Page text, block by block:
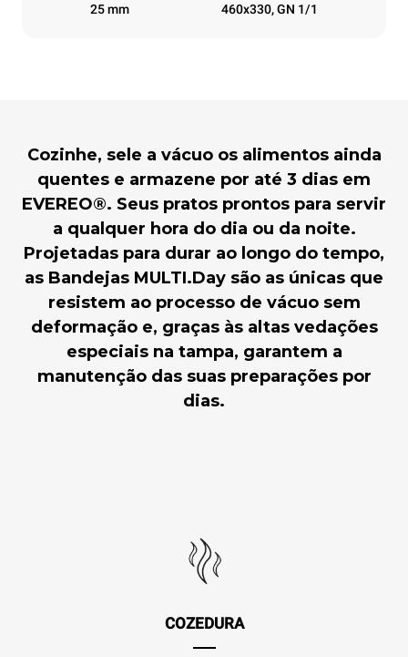
25 mm 460x330, GN 1/1
Cozinhe, sele a vácuo os alimentos ainda
quentes e armazene por até 3 dias em
EVEREO®. Seus pratos prontos para servir
a qualquer hora do dia ou da noite.
Projetadas para durar ao longo do tempo,
as Bandejas MULTI.Day são as únicas que
resistem ao processo de vácuo sem
deformação e, graças às altas vedações
especiais na tampa, garantem a
manutenção das suas preparações por
dias.
COZEDURA